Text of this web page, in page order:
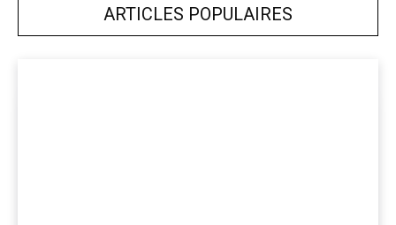
ARTICLES POPULAIRES